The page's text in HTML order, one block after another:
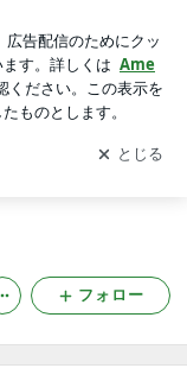
を受け取りまし
開く
フォロー